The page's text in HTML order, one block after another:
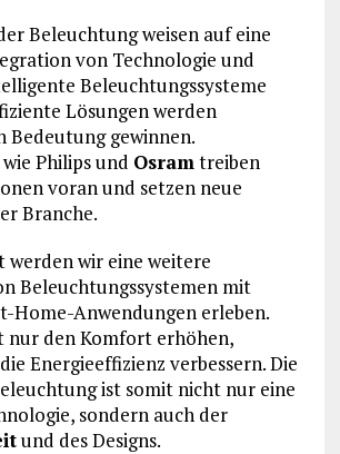
Beleuchtung weisen auf eine
von Technologie und
Beleuchtungssysteme
Lösungen werden
Bedeutung gewinnen.
Philips und Osramtreiben
voran und setzen neue
Branche.
wir eine weitere
Beleuchtungssystemen mit
Home-Anwendungen erleben.
nur den Komfort erhöhen,
Energieeffizienz verbessern. Die
ist somit nicht nur eine
sondern auch der
und des Designs.